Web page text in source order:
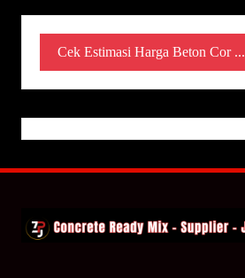
Cek Estimasi Harga Beton Cor ...